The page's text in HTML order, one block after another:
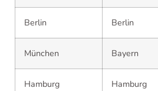
Berlin Berlin
München Bayern
Hamburg Hamburg